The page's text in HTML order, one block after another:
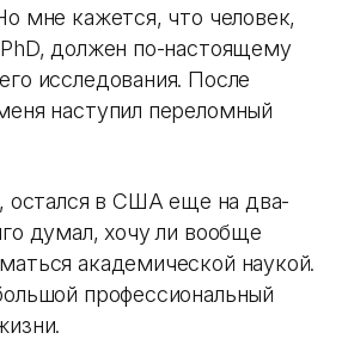
мне кажется, что человек,
должен по-настоящему
исследования. После
наступил переломный
остался в США еще на два-
думал, хочу ли вообще
академической наукой.
профессиональный